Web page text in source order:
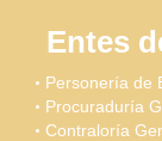
Entes
Personería de
Procuraduría
Contraloría